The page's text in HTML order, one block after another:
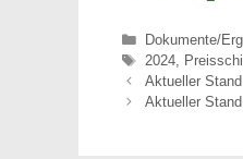
Kategorien
Dokumente/
Schlagwörter
2024,
Aktueller
Aktueller